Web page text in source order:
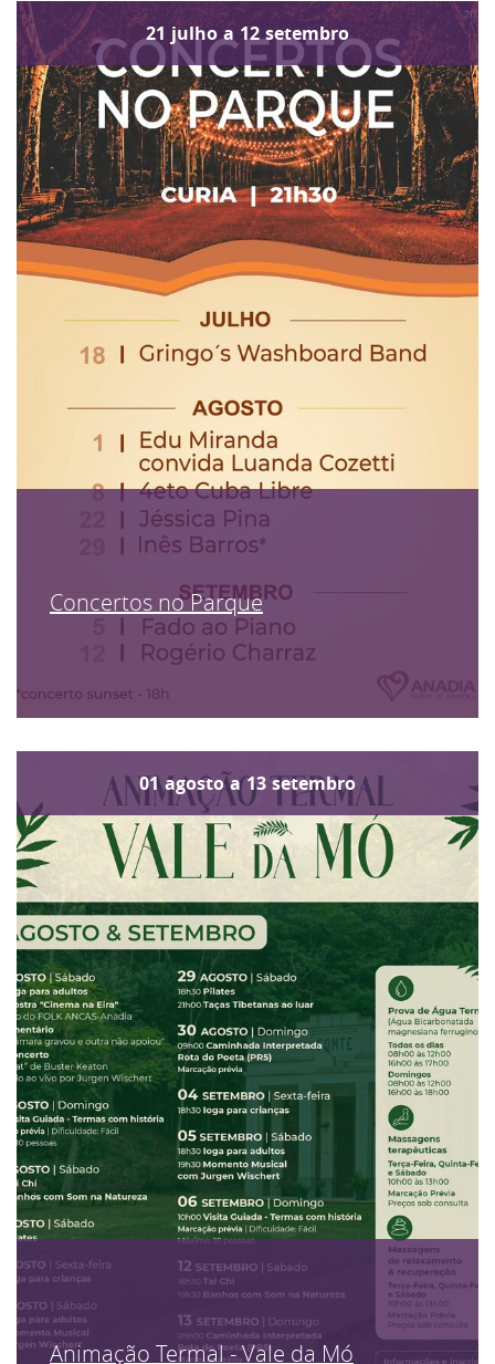
21 julho a 12 setembro
Concertos no Parque
01 agosto a 13 setembro
Animação Termal - Vale da Mó